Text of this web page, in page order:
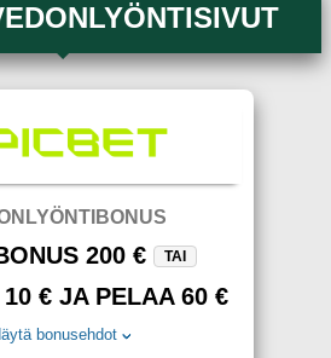
200 € TAI
€ JA PELAA 60 €
bonusehdot